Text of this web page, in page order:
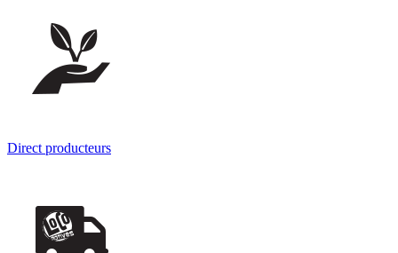
Direct producteurs